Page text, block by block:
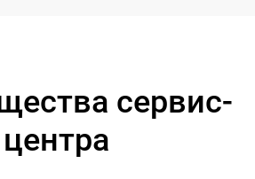
сервис-
центра